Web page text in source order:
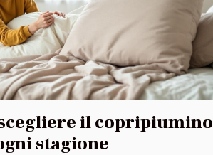
il copripiumino
stagione